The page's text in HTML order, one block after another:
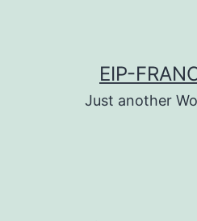
EIP-
Just another